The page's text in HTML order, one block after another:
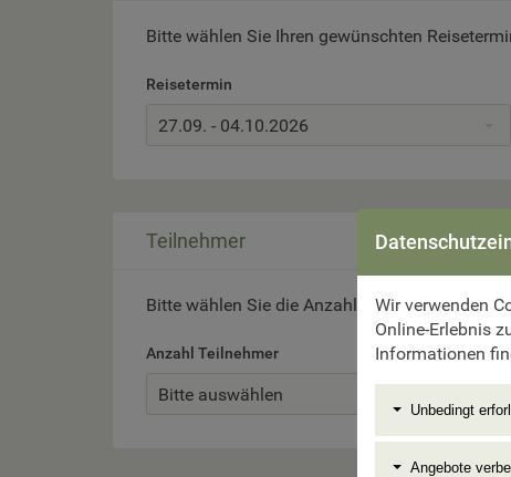
Bitte wählen Sie Ihren gewünschten
Reisetermin
27.09. - 04.10.2026
Teilnehmer
Bitte wählen Sie die Anzahl der
Anzahl Teilnehmer
Bitte auswählen
Wir verwenden
Online-Erlebnis
Informationen
Unbedingt
Angebote